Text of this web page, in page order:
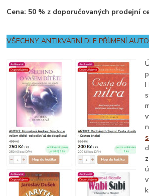
Cena: 50 % z doporučovaných prodejní
VŠECHNY ANTIKVÁRNÍ DLE PŘÍJMENÍ
I